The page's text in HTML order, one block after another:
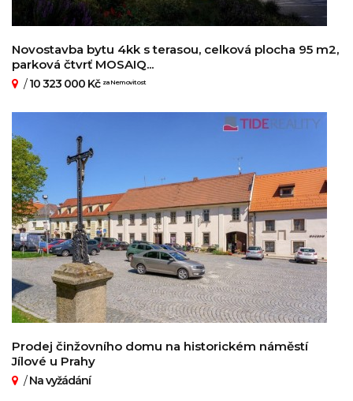
Novostavba bytu 4kk s terasou, celková plocha 95 m2,
parková čtvrť MOSAIQ...
/10 323 000 Kč za Nemovitost
Prodej činžovního domu na historickém náměstí
Jílové u Prahy
/Na vyžádání